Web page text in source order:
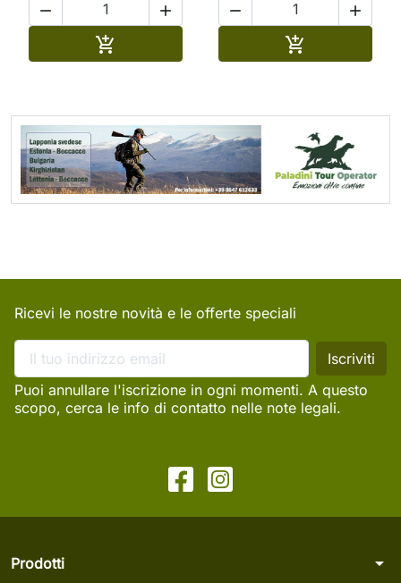
 

 

Ricevi le nostre novità e le offerte speciali
Puoi annullare l'iscrizione in ogni momenti. A questo
scopo, cerca le info di contatto nelle note legali.
Prodotti arrow_drop_down